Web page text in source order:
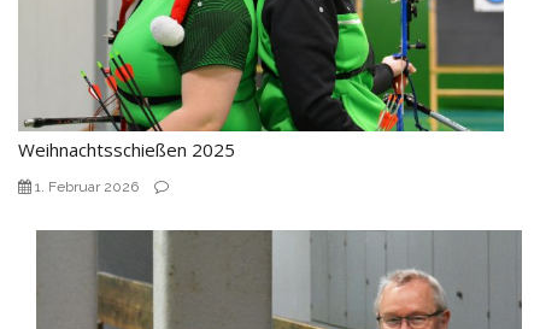
Weihnachtsschießen 2025
1. Februar 2026